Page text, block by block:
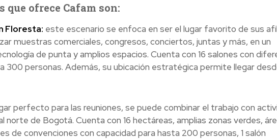
que ofrece Cafam son:
Floresta: este escenario se enfoca en ser el lugar favorito de sus
muestras comerciales, congresos, conciertos, juntas y más, en un
de punta y amplios espacios. Cuenta con 16 salones con
300 personas. Además, su ubicación estratégica permite llegar
perfecto para las reuniones, se puede combinar el trabajo con
norte de Bogotá. Cuenta con 16 hectáreas, amplias zonas verdes,
de convenciones con capacidad para hasta 200 personas, 1 salón